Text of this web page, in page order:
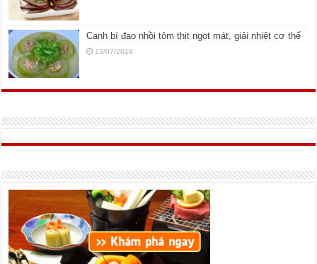
Canh bí đao nhồi tôm thịt ngọt mát, giải nhiệt cơ thể
13/07/2018